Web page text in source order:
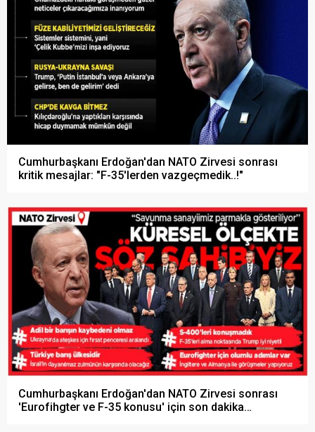
Cumhurbaşkanı Erdoğan'dan NATO Zirvesi sonrası
kritik mesajlar: "F-35'lerden vazgeçmedik..!"
Cumhurbaşkanı Erdoğan'dan NATO Zirvesi sonrası
'Eurofihgter ve F-35 konusu' için son dakika